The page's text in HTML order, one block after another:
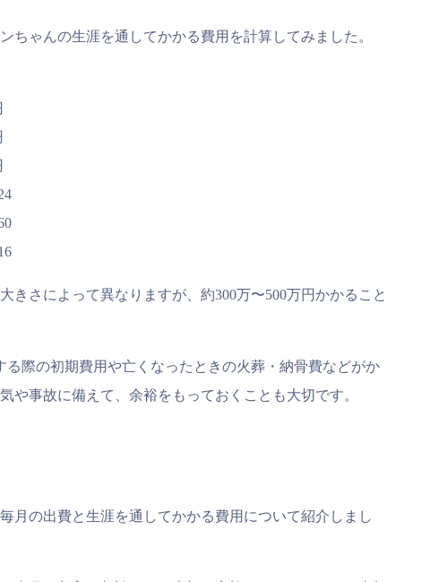
ちゃんの生涯を通してかかる費用を計算してみました。
きさによって異なりますが、約300万〜500万円かかること
る際の初期費用や亡くなったときの火葬・納骨費などがか
や事故に備えて、余裕をもっておくことも大切です。
月の出費と生涯を通してかかる費用について紹介しまし